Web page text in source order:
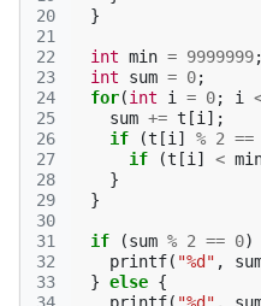
20
21
22
23
24
25
26
27
28
29
30
31
32
33
}
int min = 9999999;
int
sum = 0;
for(int i = 0; i
sum += t [i ];
if
(t [i ] % 2 ==
if
(t [i ] <
}
}
if (sum % 2 == 0)
printf( "%d" ,
} else {